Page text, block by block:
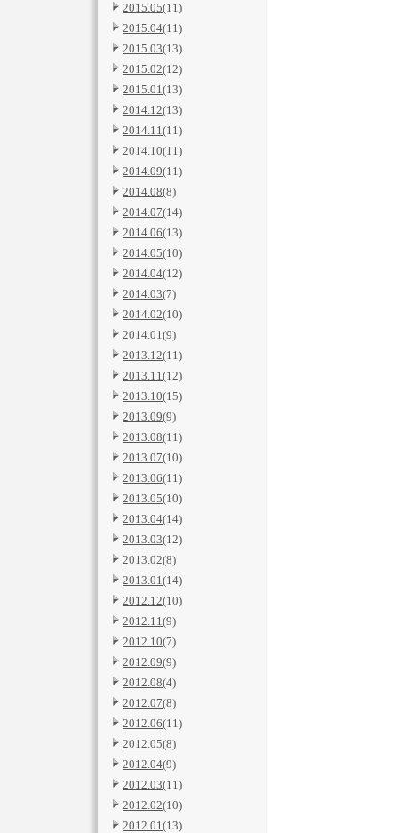
2015.05(11)
2015.04(11)
2015.03(13)
2015.02(12)
2015.01(13)
2014.12(13)
2014.11(11)
2014.10(11)
2014.09(11)
2014.08(8)
2014.07(14)
2014.06(13)
2014.05(10)
2014.04(12)
2014.03(7)
2014.02(10)
2014.01(9)
2013.12(11)
2013.11(12)
2013.10(15)
2013.09(9)
2013.08(11)
2013.07(10)
2013.06(11)
2013.05(10)
2013.04(14)
2013.03(12)
2013.02(8)
2013.01(14)
2012.12(10)
2012.11(9)
2012.10(7)
2012.09(9)
2012.08(4)
2012.07(8)
2012.06(11)
2012.05(8)
2012.04(9)
2012.03(11)
2012.02(10)
2012.01(13)